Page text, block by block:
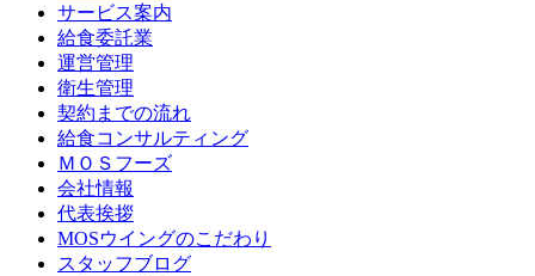
サービス案内
給食委託業
運営管理
衛生管理
契約までの流れ
給食コンサルティング
ＭＯＳフーズ
会社情報
代表挨拶
MOSウイングのこだわり
スタッフブログ